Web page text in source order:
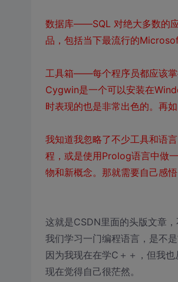
数据库——SQL 对绝大多数的
品，包括当下最流行的
工具箱——每个程序员都应该掌
Cygwin是一个可以安装在
时表现的也是非常出色的。再
我知道我忽略了不少工具和语
程，或是使用Prolog语言中做
物和新概念。那就需要自己感
这就是CSDN里面的头版文章
我们学习一门编程语言，是不
因为我现在在学C＋＋，但我
现在觉得自己很茫然。